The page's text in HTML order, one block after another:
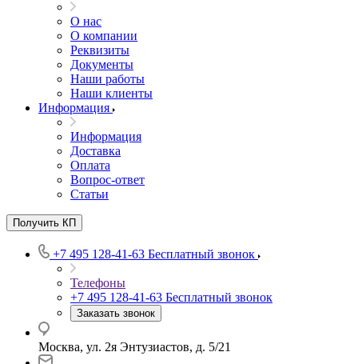
О нас
О компании
Реквизиты
Документы
Наши работы
Наши клиенты
Информация
Информация
Доставка
Оплата
Вопрос-ответ
Статьи
Получить КП
+7 495 128-41-63 Бесплатный звонок
Телефоны
+7 495 128-41-63 Бесплатный звонок
Заказать звонок
Москва, ул. 2я Энтузиастов, д. 5/21